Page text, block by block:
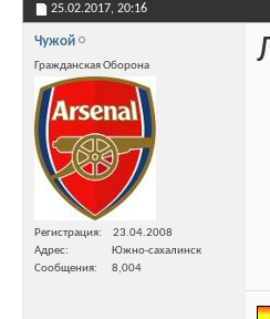
25.02.2017, 20:16
Чужой
Гражданская Оборона
Регистрация
23.04.2008
Адрес
Южно-сахалинск
Сообщения
8,004